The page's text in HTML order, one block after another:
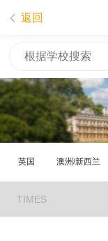
 返回
英国 澳洲/新西兰